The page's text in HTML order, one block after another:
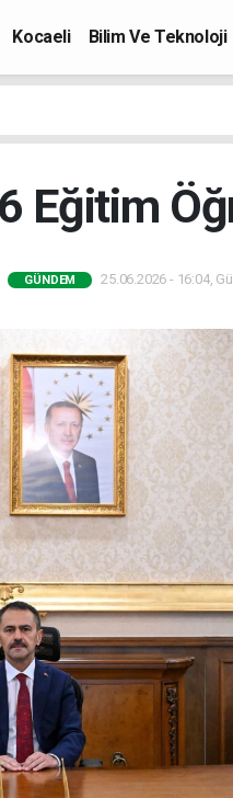
Kocaeli Bilim Ve Teknoloji
Eğitim
GÜNDEM 25.06.2026 - 16:04,